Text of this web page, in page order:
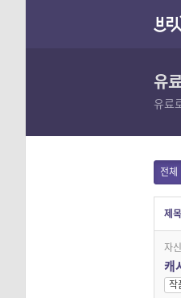
유
유료
전체
제목
자
캐
작